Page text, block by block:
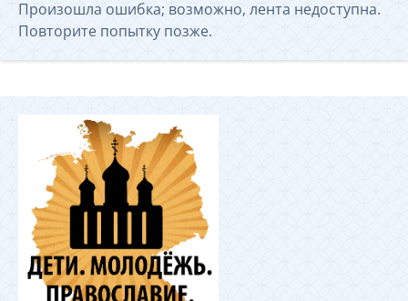
Произошла ошибка; возможно, лента недоступна.
Повторите попытку позже.